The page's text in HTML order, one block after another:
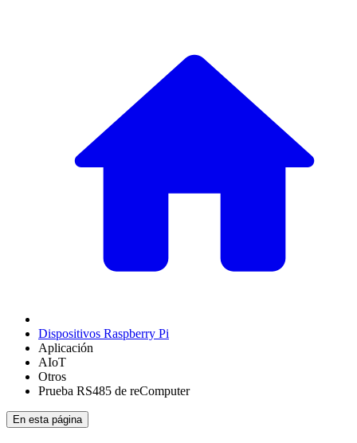
Dispositivos Raspberry Pi
Aplicación
AIoT
Otros
Prueba RS485 de reComputer
En esta página